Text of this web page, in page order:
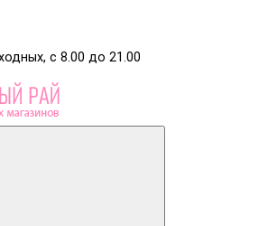
с 8.00 до 21.00